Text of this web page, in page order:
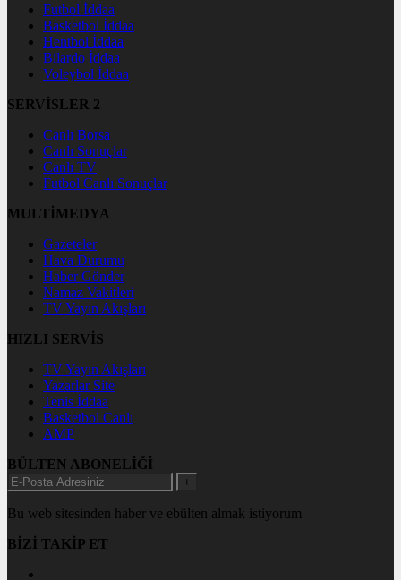
Futbol İddaa
Basketbol İddaa
Hentbol İddaa
Bilardo İddaa
Voleybol İddaa
SERVİSLER 2
Canlı Borsa
Canlı Sonuçlar
Canlı TV
Futbol Canlı Sonuçlar
MULTİMEDYA
Gazeteler
Hava Durumu
Haber Gönder
Namaz Vakitleri
TV Yayın Akışları
HIZLI SERVİS
TV Yayın Akışları
Yazarlar Site
Tenis İddaa
Basketbol Canlı
AMP
BÜLTEN ABONELİĞİ
+
Bu web sitesinden haber ve ebülten almak istiyorum
BİZİ TAKİP ET